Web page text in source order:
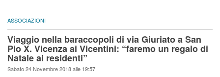
ASSOCIAZIONI
Viaggio nella baraccopoli di via Giuriato a San
Pio X. Vicenza ai Vicentini: “faremo un regalo di
Natale ai residenti”
Sabato 24 Novembre 2018 alle 19:57